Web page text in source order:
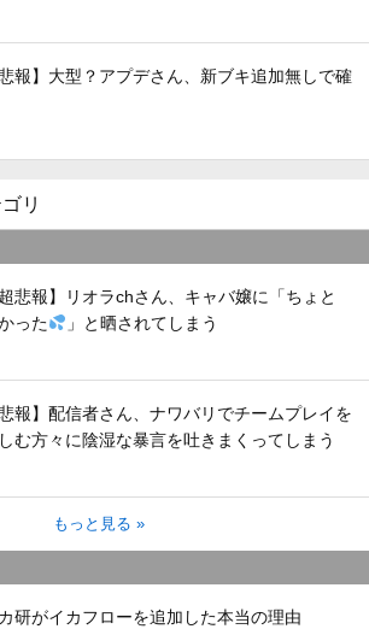
悲報】大型？アプデさん、新ブキ追加無しで確
リ
超悲報】リオラchさん、キャバ嬢に「ちょと
った
」と晒されてしまう
悲報】配信者さん、ナワバリでチームプレイを
む方々に陰湿な暴言を吐きまくってしまう
もっと見る »
研がイカフローを追加した本当の理由